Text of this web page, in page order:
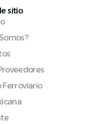
sitio
Ferroviario